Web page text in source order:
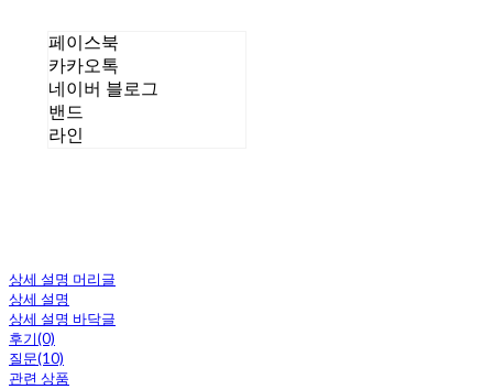
페이스북
카카오톡
네이버 블로그
밴드
라인
상세 설명 머리글
상세 설명
상세 설명 바닥글
후기(0)
질문(10)
관련 상품